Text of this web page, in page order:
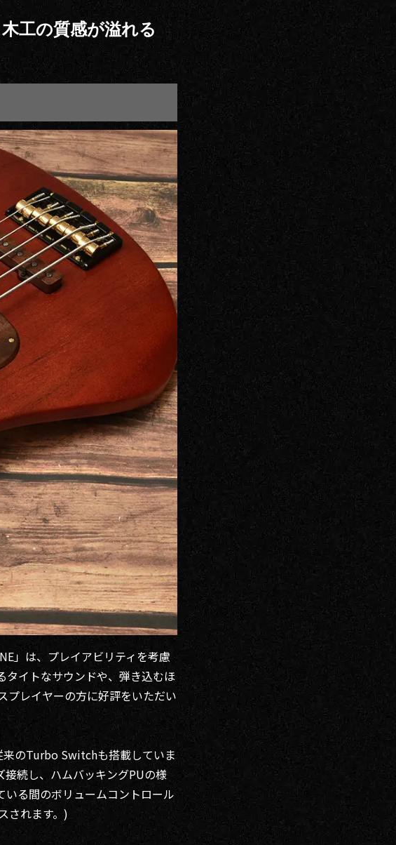
工の質感が溢れる
」は、プレイアビリティを考慮
タイトなサウンドや、弾き込むほ
プレイヤーの方に好評をいただい
のTurbo Switchも搭載していま
接続し、ハムバッキングPUの様
る間のボリュームコントロール
されます。)